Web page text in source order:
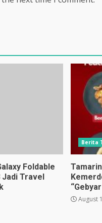
Foldable
Jadi Travel
Berita
August